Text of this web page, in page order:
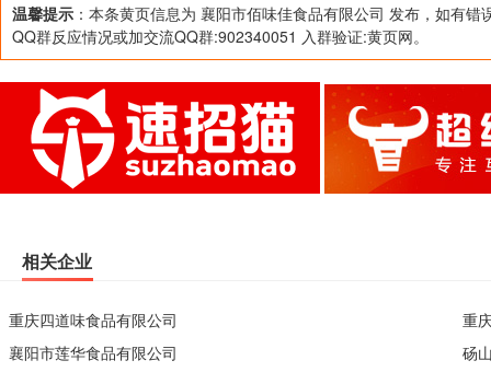
温馨提示 ：本条黄页信息为 襄阳市佰味佳食品有限公司 发布，如有错
QQ群反应情况或加交流QQ群:902340051 入群验证:黄页网。
相关企业
重庆四道味食品有限公司
襄阳市莲华食品有限公司
重
砀